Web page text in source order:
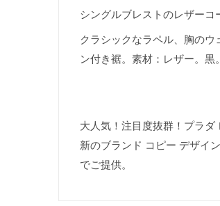
シングルブレストのレザーコ
クラシックなラペル、胸の
ン付き裾。素材：レザー。黒。
大人気！注目度抜群！プラ
新のブランド コピー デザイ
でご提供。